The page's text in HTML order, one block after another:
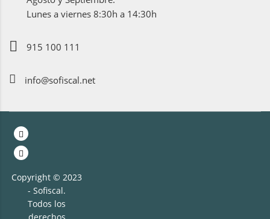
Lunes a viernes 8:30h a 14:30h
915 100 111
info@sofiscal.net
Copyright © 2023
- Sofiscal.
Todos los